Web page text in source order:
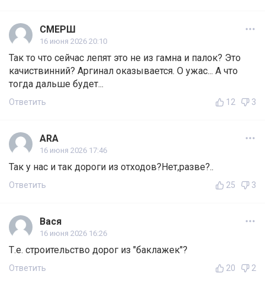
СМЕРШ
16 июня 2026 20:10
Так то что сейчас лепят это не из гамна и палок? Это
качиствинний? Аргинал оказывается. О ужас... А что
тогда дальше будет...
Ответить 12 3
ARA
16 июня 2026 17:46
Так у нас и так дороги из отходов?Нет,разве?..
Ответить 25 3
Вася
16 июня 2026 16:26
Т.е. строительство дорог из "баклажек"?
Ответить 20 2